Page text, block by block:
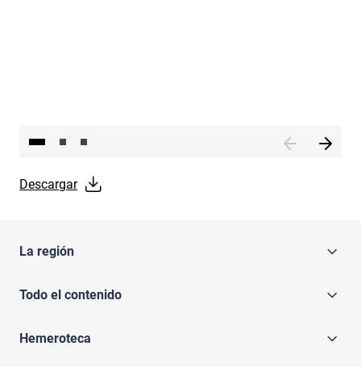
Descargar
La región
Todo el contenido
Hemeroteca